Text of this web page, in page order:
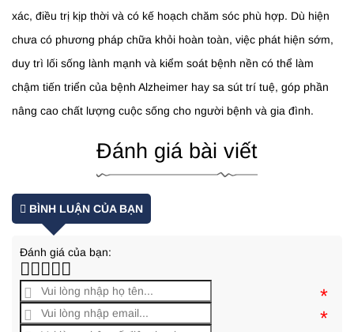
xác, điều trị kịp thời và có kế hoạch chăm sóc phù hợp. Dù hiện
chưa có phương pháp chữa khỏi hoàn toàn, việc phát hiện sớm,
duy trì lối sống lành mạnh và kiểm soát bệnh nền có thể làm
chậm tiến triển của bệnh Alzheimer hay sa sút trí tuệ, góp phần
nâng cao chất lượng cuộc sống cho người bệnh và gia đình.
Đánh giá bài viết
BÌNH LUẬN CỦA BẠN
Đánh giá của bạn:
*
*